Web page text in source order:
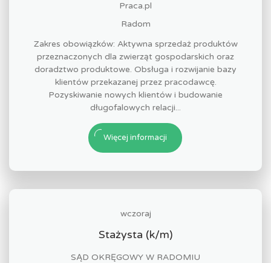
Praca.pl
Radom
Zakres obowiązków: Aktywna sprzedaż produktów
przeznaczonych dla zwierząt gospodarskich oraz
doradztwo produktowe. Obsługa i rozwijanie bazy
klientów przekazanej przez pracodawcę.
Pozyskiwanie nowych klientów i budowanie
długofalowych relacji...
Więcej informacji
wczoraj
Stażysta (k/m)
SĄD OKRĘGOWY W RADOMIU